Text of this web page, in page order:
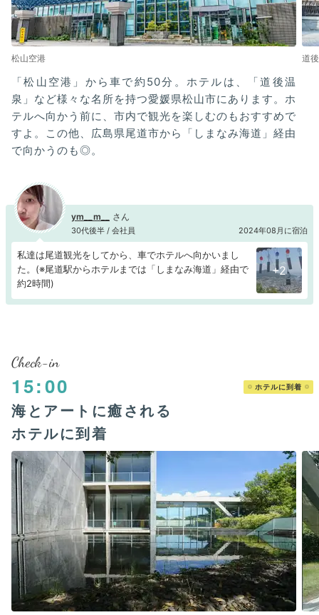
松山空港 道
「松山空港」から車で約50分。ホテルは、「道後温
泉」など様々な名所を持つ愛媛県松山市にあります。ホ
テルへ向かう前に、市内で観光を楽しむのもおすすめで
すよ。この他、広島県尾道市から「しまなみ海道」経由
で向かうのも◎。
ym__m__
30代後半 / 会社員 2024年08月に宿泊
私達は尾道観光をしてから、車でホテルへ向かいまし
た。(※尾道駅からホテルまでは「しまなみ海道」経由で
約2時間)
+2
Check-in
15:00 ホテルに到着
海とアートに癒される
ホテルに到着